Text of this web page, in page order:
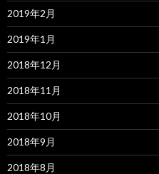
2019年2月
2019年1月
2018年12月
2018年11月
2018年10月
2018年9月
2018年8月